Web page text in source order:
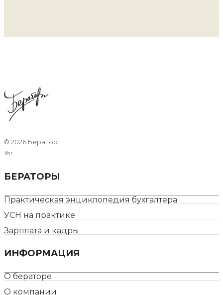
© 2026 Бератор
16+
БЕРАТОРЫ
Практическая энциклопедия бухгалтера
УСН на практике
Зарплата и кадры
ИНФОРМАЦИЯ
О бераторе
О компании